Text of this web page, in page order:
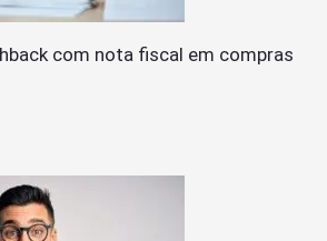
com nota fiscal em compras